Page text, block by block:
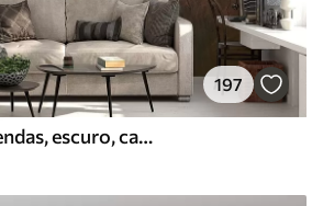
197
madeira, textura, fendas, escuro, casca, superfície